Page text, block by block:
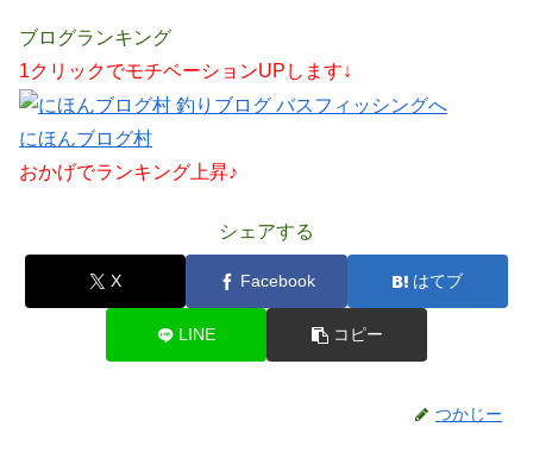
ブログランキング
1クリックでモチベーションUPします↓
にほんブログ村
おかげでランキング上昇♪
シェアする
X Facebook はてブ
LINE コピー
つかじー